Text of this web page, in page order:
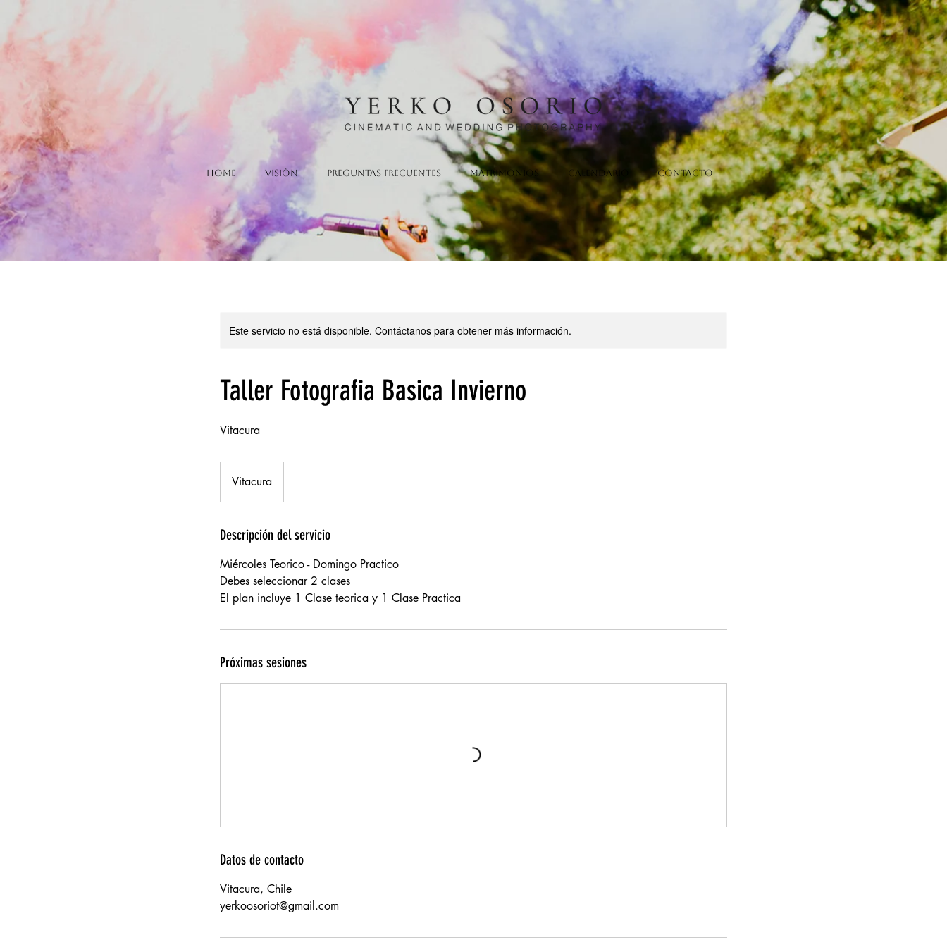
Home Visión Preguntas Frecuentes Matrimonios Calendario Contacto
Este servicio no está disponible. Contáctanos para obtener más información.
Taller Fotografia Basica Invierno
Vitacura
Vitacura
Descripción del servicio
Miércoles Teorico - Domingo Practico
Debes seleccionar 2 clases
El plan incluye 1 Clase teorica y 1 Clase Practica
Próximas sesiones
Datos de contacto
Vitacura, Chile
yerkoosoriot@gmail.com